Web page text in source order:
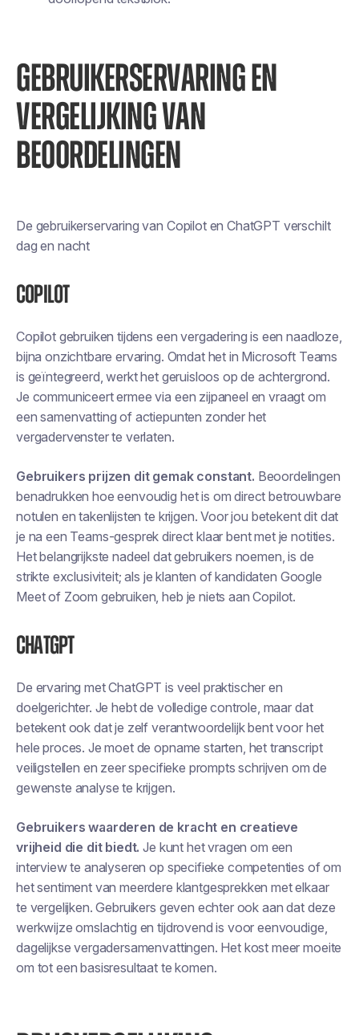
GEBRUIKERSERVARING EN
VERGELIJKING VAN
BEOORDELINGEN
De gebruikerservaring van Copilot en ChatGPT verschilt
dag en nacht
Copilot
Copilot gebruiken tijdens een vergadering is een naadloze,
bijna onzichtbare ervaring. Omdat het in Microsoft Teams
is geïntegreerd, werkt het geruisloos op de achtergrond.
Je communiceert ermee via een zijpaneel en vraagt om
een samenvatting of actiepunten zonder het
vergadervenster te verlaten.
Gebruikers prijzen dit gemak constant. Beoordelingen
benadrukken hoe eenvoudig het is om direct betrouwbare
notulen en takenlijsten te krijgen. Voor jou betekent dit dat
je na een Teams-gesprek direct klaar bent met je notities.
Het belangrijkste nadeel dat gebruikers noemen, is de
strikte exclusiviteit; als je klanten of kandidaten Google
Meet of Zoom gebruiken, heb je niets aan Copilot.
ChatGPT
De ervaring met ChatGPT is veel praktischer en
doelgerichter. Je hebt de volledige controle, maar dat
betekent ook dat je zelf verantwoordelijk bent voor het
hele proces. Je moet de opname starten, het transcript
veiligstellen en zeer specifieke prompts schrijven om de
gewenste analyse te krijgen.
Gebruikers waarderen de kracht en creatieve
vrijheid die dit biedt.Je kunt het vragen om een
interview te analyseren op specifieke competenties of om
het sentiment van meerdere klantgesprekken met elkaar
te vergelijken. Gebruikers geven echter ook aan dat deze
werkwijze omslachtig en tijdrovend is voor eenvoudige,
dagelijkse vergadersamenvattingen. Het kost meer moeite
om tot een basisresultaat te komen.